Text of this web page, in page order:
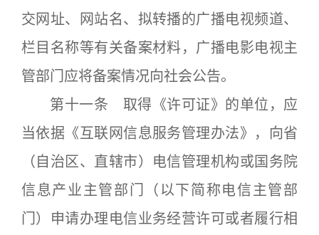
交网址、网站名、拟转播的广播电视频道、
栏目名称等有关备案材料，广播电影电视主
管部门应将备案情况向社会公告。
第十一条 取得《许可证》的单位，应
当依据《互联网信息服务管理办法》，向省
（自治区、直辖市）电信管理机构或国务院
信息产业主管部门（以下简称电信主管部
门）申请办理电信业务经营许可或者履行相